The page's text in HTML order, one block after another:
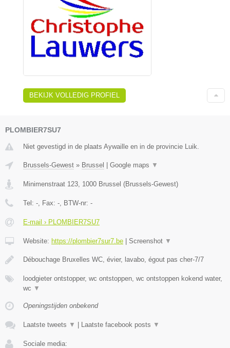
BEKIJK VOLLEDIG PROFIEL
PLOMBIER7SU7
Niet gevestigd in de plaats Aywaille en in de provincie Luik.
Brussels-Gewest » Brussel Google maps ▼
Minimenstraat 123 1000 Brussel (Brussels-Gewest)
Tel: - , Fax: - , BTW-nr: -
E-mail › PLOMBIER7SU7
Website: https://plombier7sur7.be Screenshot ▼
Débouchage Bruxelles WC, évier, lavabo, égout pas cher-7/7
loodgieter ontstopper, wc ontstoppen, wc ontstoppen kokend water,
wc ▼
Openingstijden onbekend
Laatste tweets ▼ Laatste facebook posts ▼
Sociale media: